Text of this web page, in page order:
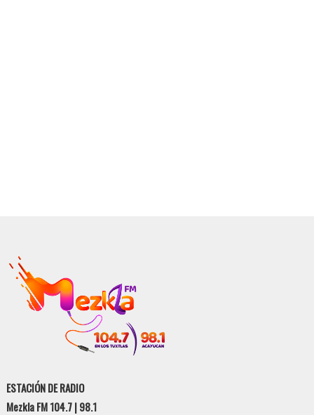
ESTACIÓN DE RADIO
Mezkla FM 104.7 | 98.1